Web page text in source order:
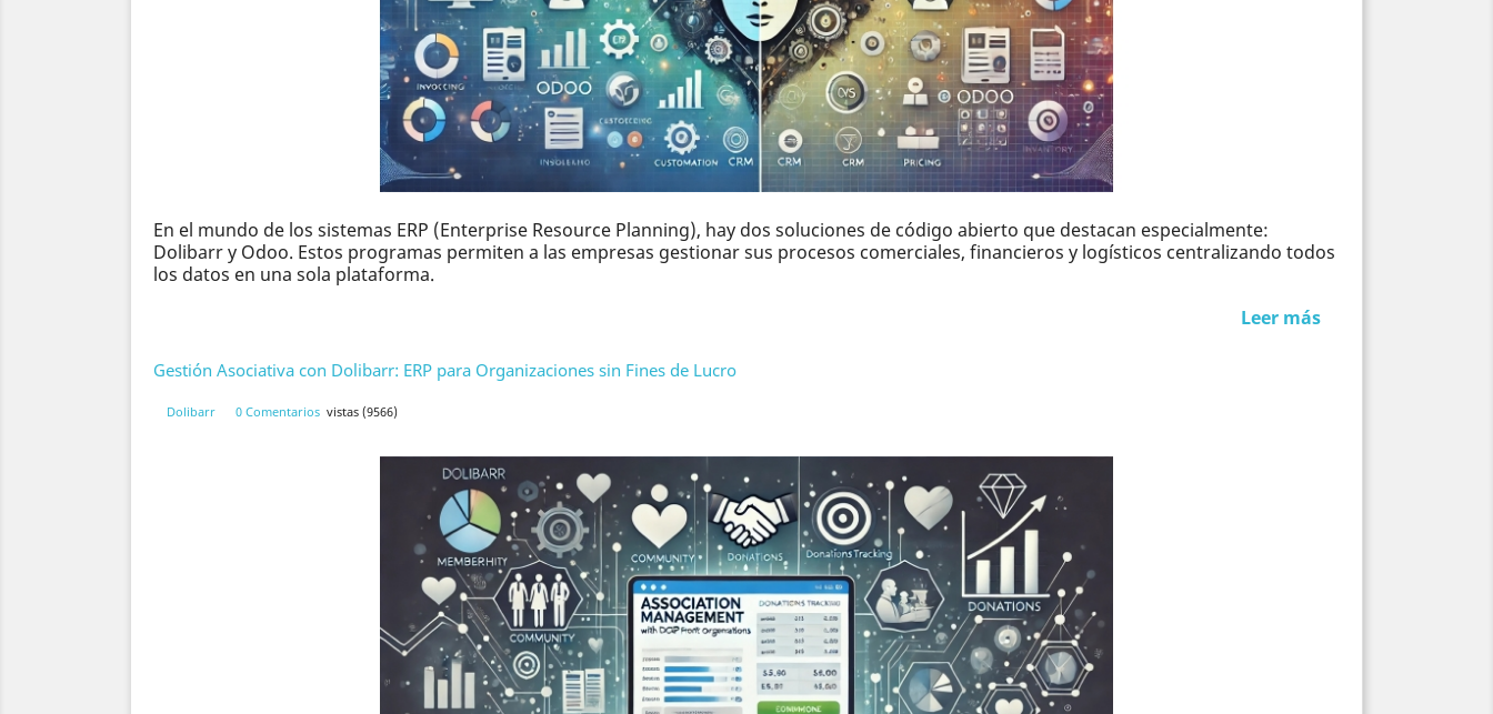
En el mundo de los sistemas ERP (Enterprise Resource Planning), hay dos soluciones de código abierto que destacan especialmente:
Dolibarr y Odoo. Estos programas permiten a las empresas gestionar sus procesos comerciales, financieros y logísticos centralizando todos
los datos en una sola plataforma.
Leer más
Gestión Asociativa con Dolibarr: ERP para Organizaciones sin Fines de Lucro
Dolibarr 0 Comentarios vistas (9566)